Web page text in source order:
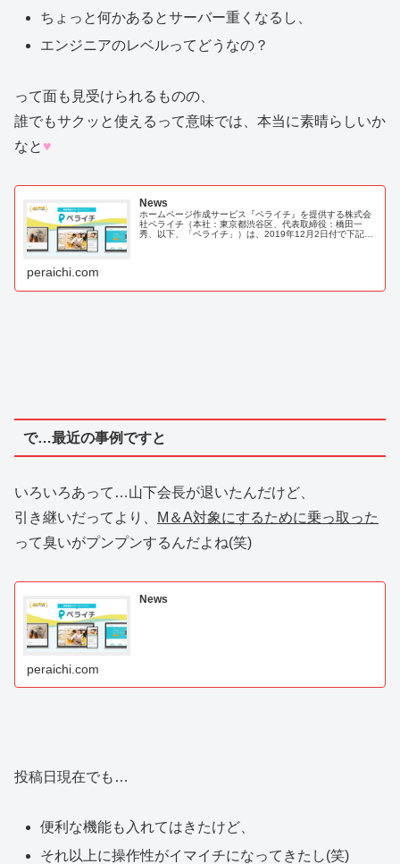
ちょっと何かあるとサーバー重くなるし、
エンジニアのレベルってどうなの？
って面も見受けられるものの、
誰でもサクッと使えるって意味では、本当に素晴らしいか
なと ♥
News
ホームページ作成サービス『ペライチ』を提供する株式会
社ペライチ（本社：東京都渋谷区、代表取締役：橋田一
秀、以下、「ペライチ」）は、2019年12月2日付で下記の
peraichi.com
で…最近の事例ですと
いろいろあって…山下会長が退いたんだけど、
引き継いだってより、
M＆A対象にするために乗っ取った
って臭いがプンプンするんだよね(笑)
News
peraichi.com
投稿日現在でも…
便利な機能も入れてはきたけど、
それ以上に操作性がイマイチになってきたし(笑)